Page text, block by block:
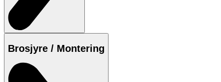
Brosjyre / Montering